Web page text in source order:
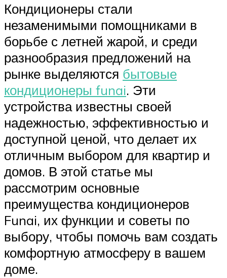
Кондиционеры стали
незаменимыми помощниками в
борьбе с летней жарой, и среди
разнообразия предложений на
рынке выделяются бытовые
кондиционеры funai. Эти
устройства известны своей
надежностью, эффективностью и
доступной ценой, что делает их
отличным выбором для квартир и
домов. В этой статье мы
рассмотрим основные
преимущества кондиционеров
Funai, их функции и советы по
выбору, чтобы помочь вам создать
комфортную атмосферу в вашем
доме.